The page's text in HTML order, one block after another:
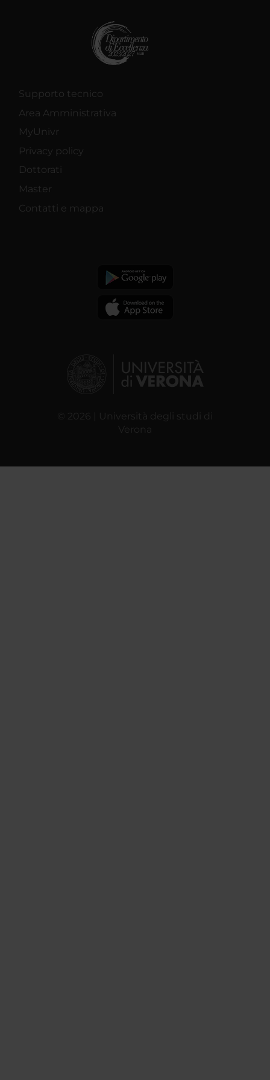
Supporto tecnico
Area Amministrativa
MyUnivr
Privacy policy
Dottorati
Master
Contatti e mappa
© 2026 | Università degli studi di
Verona